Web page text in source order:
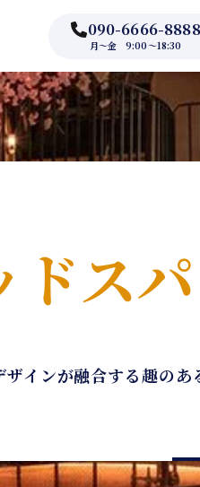
090-6666-8888
月〜金 9:00〜18:30
ドスパ
インが融合する趣のあ